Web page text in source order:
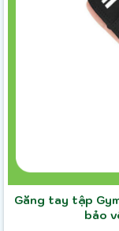
Găng tay tập
bảo